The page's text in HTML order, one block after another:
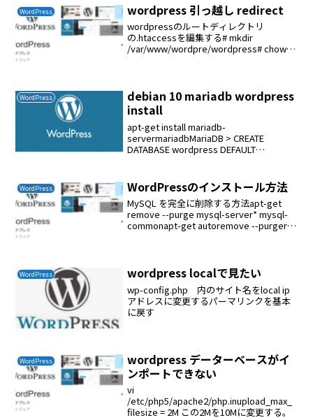
WordPress wordpress 引っ越し redirect
wordpressのルートディレクトリ
の.htaccessを編集する# mkdir
/var/www/wordpre/wordpress# chown -
WordPress
debian 10 mariadb wordpress
install
apt-get install mariadb-
servermariadbMariaDB > CREATE
DATABASE wordpress DEFAULT
WordPress WordPressのインストール方法
MySQL を完全に削除する方法apt-get
remove --purge mysql-server* mysql-
commonapt-get autoremove --purgerm
WordPress wordpress localで見たい
wp-config.php 内のサイト名をlocal ip
アドレスに変更するパーマリンクを基本
に戻す
WordPress
wordpress データーベースがイ
ンポートできない
vi
/etc/php5/apache2/php.inupload_max_
filesize = 2M この2Mを10Mに変更する。